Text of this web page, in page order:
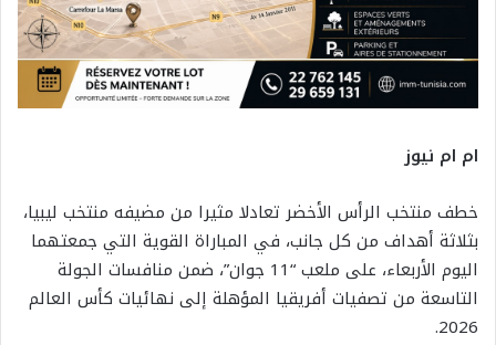
ام ام نيوز
خطف منتخب الرأس الأخضر تعادلا مثيرا من مضيفه منتخب ليبيا،
بثلاثة أهداف من كل جانب، في المباراة القوية التي جمعتهما
اليوم الأربعاء، على ملعب “11 جوان”، ضمن منافسات الجولة
التاسعة من تصفيات أفريقيا المؤهلة إلى نهائيات كأس العالم
2026.